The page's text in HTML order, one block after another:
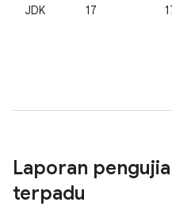
JDK 17
Laporan
terpadu